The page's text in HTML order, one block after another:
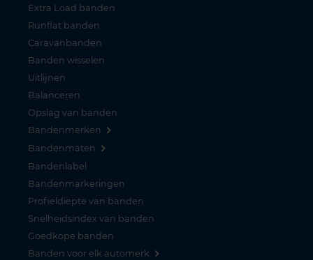
Extra Load banden
Runflat banden
Caravanbanden
Banden wisselen
Uitlijnen
Balanceren
Opslag van banden
Bandenmerken
Bandenmaten
Bandenlabel
Bandenmarkeringen
Profieldiepte van banden
Snelheidsindex van banden
Goedkope banden
Banden voor elk automerk